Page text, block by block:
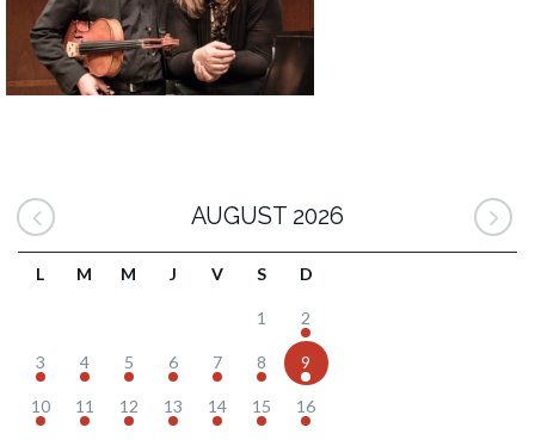
AUGUST 2026
L M M J V S D
1 2
3 4 5 6 7 8 9
10 11 12 13 14 15 16